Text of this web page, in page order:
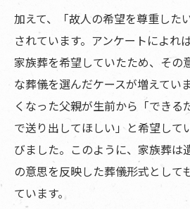
加えて、「故人の希望を尊重した
されています。アンケートによれ
家族葬を希望していたため、その
な葬儀を選んだケースが増えてい
くなった父親が生前から「できる
で送り出してほしい」と希望して
びました。このように、家族葬は
の意思を反映した葬儀形式として
ています。